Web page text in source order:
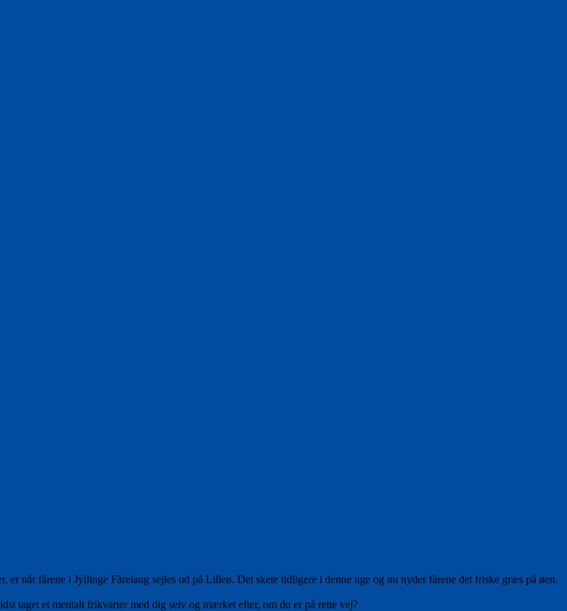
er når fårene i Jyllinge Fårelaug sejles ud på Lilleø. Det skete tidligere i denne uge og nu nyder fårene det friske græs på øen.
taget et mentalt frikvarter med dig selv og mærket efter, om du er på rette vej?